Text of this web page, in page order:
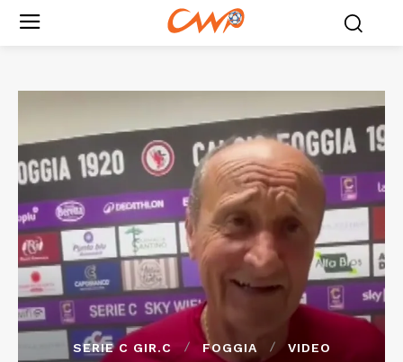
SERIE C GIR.C FOGGIA VIDEO